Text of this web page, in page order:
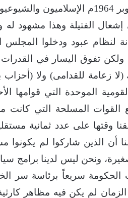
(عبود) ولكن قبل سقوط النظام لم نتصارع، ففي أكتوبر
الفتيلة وهذا مشهود له
عبود ودخلوا المجلس
ولكن تفوق اليسار في القدرات
زعامة للقدامى) ولا (أحزاب
الموحدة التي قوامها
القوات المسلحة التي كانت
وقتها على عدد ثمانية
الذين شاركوا لم يكونوا
صغيرة، ونحن ليس لدينا برامج
سريعاً برئاسة سر
لم يكن فيه مظاهر